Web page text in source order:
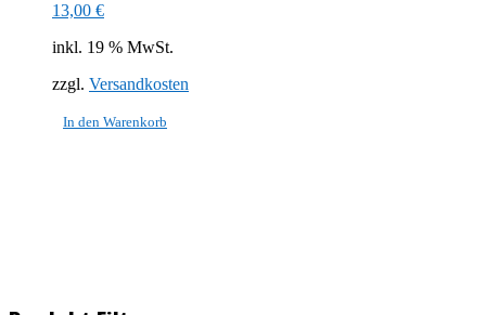
13,00 €
inkl. 19 % MwSt.
zzgl. Versandkosten
In den Warenkorb